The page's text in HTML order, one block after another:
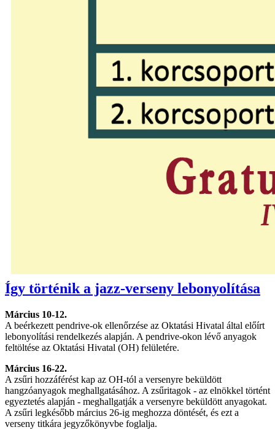
Így történik a jazz-verseny lebonyolítása
Március 10-12.
A beérkezett pendrive-ok ellenőrzése az Oktatási Hivatal által előírt
lebonyolítási rendelkezés alapján. A pendrive-okon lévő anyagok
feltöltése az Oktatási Hivatal (OH) felületére.
Március 16-22.
A zsűri hozzáférést kap az OH-tól a versenyre beküldött
hangzóanyagok meghallgatásához. A zsűritagok - az elnökkel történt
egyeztetés alapján - meghallgatják a versenyre beküldött anyagokat.
A zsűri legkésőbb március 26-ig meghozza döntését, és ezt a
verseny titkára jegyzőkönyvbe foglalja.